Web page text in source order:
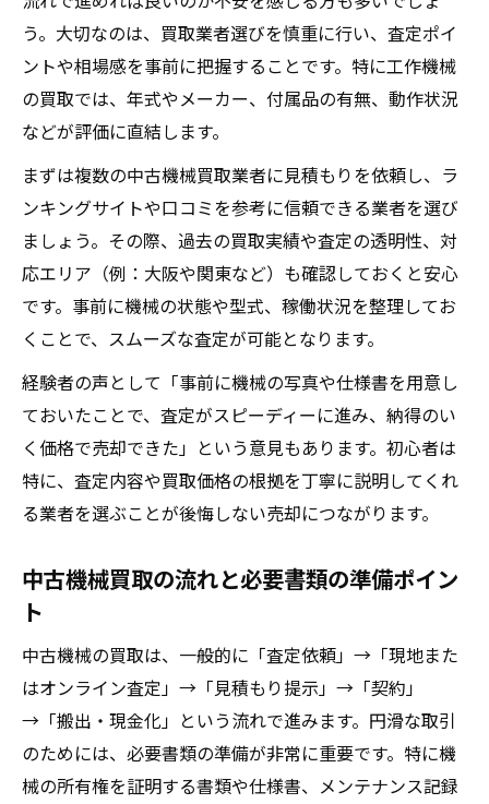
う。大切なのは、買取業者選びを慎重に行い、査定ポイ
ントや相場感を事前に把握することです。特に工作機械
の買取では、年式やメーカー、付属品の有無、動作状況
などが評価に直結します。
まずは複数の中古機械買取業者に見積もりを依頼し、ラ
ンキングサイトや口コミを参考に信頼できる業者を選び
ましょう。その際、過去の買取実績や査定の透明性、対
応エリア（例：大阪や関東など）も確認しておくと安心
です。事前に機械の状態や型式、稼働状況を整理してお
くことで、スムーズな査定が可能となります。
経験者の声として「事前に機械の写真や仕様書を用意し
ておいたことで、査定がスピーディーに進み、納得のい
く価格で売却できた」という意見もあります。初心者は
特に、査定内容や買取価格の根拠を丁寧に説明してくれ
る業者を選ぶことが後悔しない売却につながります。
中古機械買取の流れと必要書類の準備ポイン
ト
中古機械の買取は、一般的に「査定依頼」→「現地また
はオンライン査定」→「見積もり提示」→「契約」
→「搬出・現金化」という流れで進みます。円滑な取引
のためには、必要書類の準備が非常に重要です。特に機
械の所有権を証明する書類や仕様書、メンテナンス記録